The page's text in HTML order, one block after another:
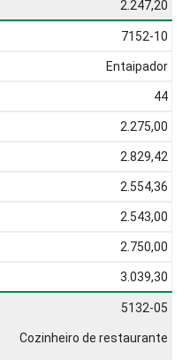
2.247,20
7152-10
Entaipador
44
2.275,00
2.829,42
2.554,36
2.543,00
2.750,00
3.039,30
5132-05
Cozinheiro de restaurante